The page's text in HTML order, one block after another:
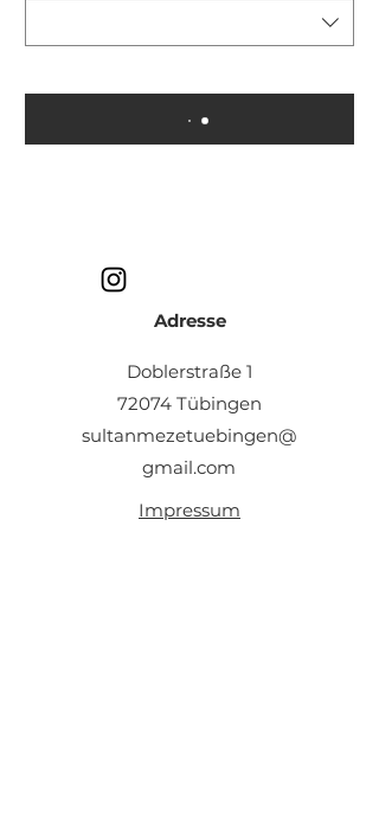
Adresse
Doblerstraße 1
72074 Tübingen
sultanmezetuebingen@
gmail.com
Impressum